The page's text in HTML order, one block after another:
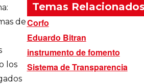
de
los
Temas Relacionados
Corfo
Eduardo Bitran
instrumento de fomento
Sistema de Transparencia